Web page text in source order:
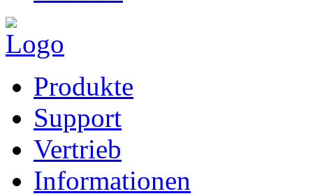
Produkte
Support
Vertrieb
Informationen